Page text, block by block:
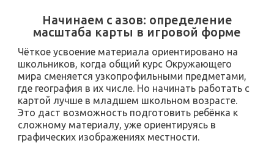
Начинаем с азов: определение
масштаба карты в игровой форме
Чёткое усвоение материала ориентировано на
школьников, когда общий курс Окружающего
мира сменяется узкопрофильными предметами,
где география в их числе. Но начинать работать с
картой лучше в младшем школьном возрасте.
Это даст возможность подготовить ребёнка к
сложному материалу, уже ориентируясь в
графических изображениях местности.